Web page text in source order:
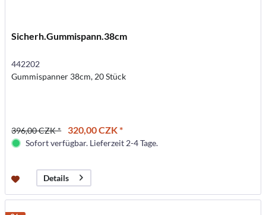
Sicherh.Gummispann.38cm
442202
Gummispanner 38cm, 20 Stück
396,00 CZK * 320,00 CZK *
Sofort verfügbar. Lieferzeit 2-4 Tage.
Details